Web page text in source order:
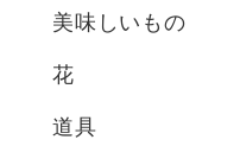
美味しいもの
花
道具